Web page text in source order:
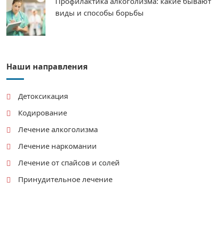
виды и способы борьбы
Наши направления
Детоксикация
Кодирование
Лечение алкоголизма
Лечение наркомании
Лечение от спайсов и солей
Принудительное лечение